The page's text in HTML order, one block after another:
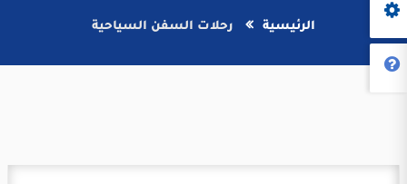
الرئيسية رحلات السفن السياحية